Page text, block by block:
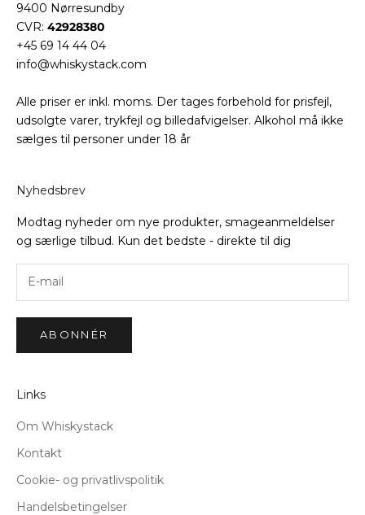
9400 Nørresundby
CVR: 42928380
+45 69 14 44 04
info@whiskystack.com
Alle priser er inkl. moms. Der tages forbehold for prisfejl,
udsolgte varer, trykfejl og billedafvigelser. Alkohol må ikke
sælges til personer under 18 år
Nyhedsbrev
Modtag nyheder om nye produkter, smageanmeldelser
og særlige tilbud. Kun det bedste - direkte til dig
ABONNÉR
Links
Om Whiskystack
Kontakt
Cookie- og privatlivspolitik
Handelsbetingelser